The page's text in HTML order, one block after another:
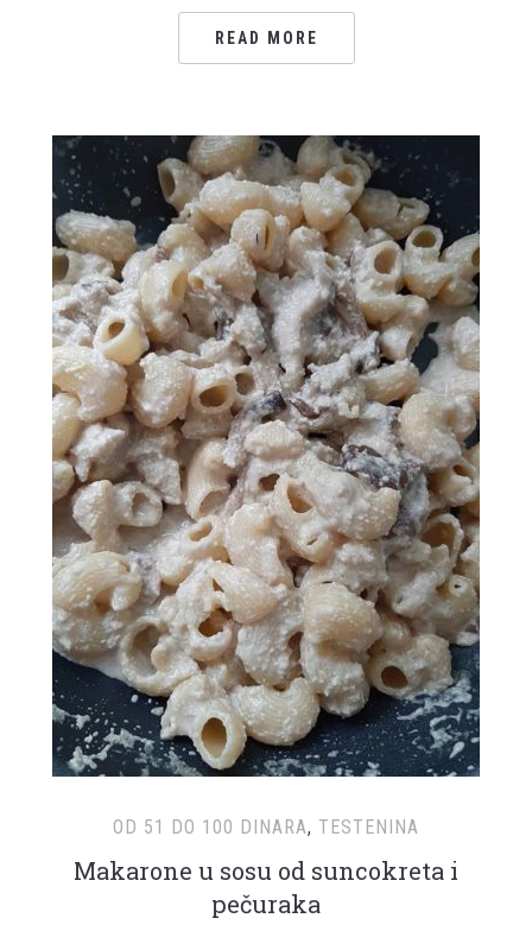
READ MORE
OD 51 DO 100 DINARA, TESTENINA
Makarone u sosu od suncokreta i
pečuraka